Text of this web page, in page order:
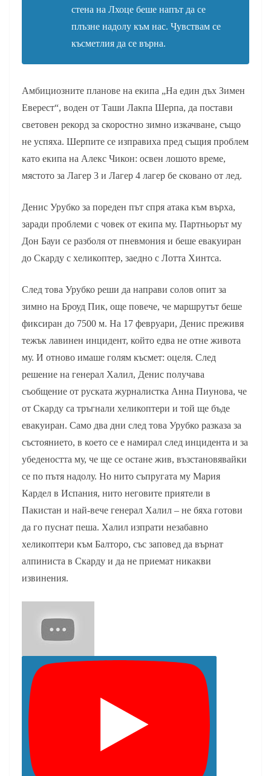
стена на Лхоце беше напът да се
плъзне надолу към нас. Чувствам се
късметлия да се върна.
Амбициозните планове на екипа „На един дъх Зимен
Еверест“, воден от Таши Лакпа Шерпа, да постави
световен рекорд за скоростно зимно изкачване, също
не успяха. Шерпите се изправиха пред същия проблем
като екипа на Алекс Чикон: освен лошото време,
мястото за Лагер 3 и Лагер 4 лагер бе сковано от лед.
Денис Урубко за пореден път спря атака към върха,
заради проблеми с човек от екипа му. Партньорът му
Дон Бауи се разболя от пневмония и беше евакуиран
до Скарду с хеликоптер, заедно с Лотта Хинтса.
След това Урубко реши да направи солов опит за
зимно на Броуд Пик, още повече, че маршрутът беше
фиксиран до 7500 м. На 17 февруари, Денис преживя
тежък лавинен инцидент, който едва не отне живота
му. И отново имаше голям късмет: оцеля. След
решение на генерал Халил, Денис получава
съобщение от руската журналистка Анна Пиунова, че
от Скарду са тръгнали хеликоптери и той ще бъде
евакуиран. Само два дни след това Урубко разказа за
състоянието, в което се е намирал след инцидента и за
убедеността му, че ще се остане жив, възстановявайки
се по пътя надолу. Но нито съпругата му Мария
Кардел в Испания, нито неговите приятели в
Пакистан и най-вече генерал Халил – не бяха готови
да го пуснат пеша. Халил изпрати незабавно
хеликоптери към Балторо, със заповед да върнат
алпиниста в Скарду и да не приемат никакви
извинения.